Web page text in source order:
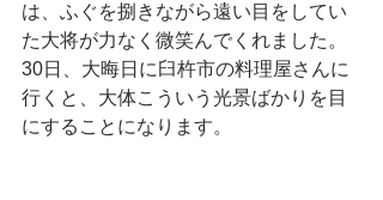
は、ふぐを捌きながら遠い目をしてい
た大将が力なく微笑んでくれました。
30日、大晦日に臼杵市の料理屋さんに
行くと、大体こういう光景ばかりを目
にすることになります。